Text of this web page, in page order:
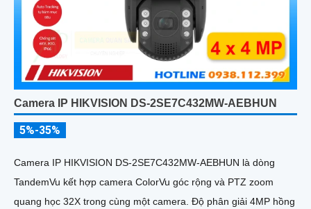
Camera IP HIKVISION DS-2SE7C432MW-AEBHUN
5%-35%
Camera IP HIKVISION DS-2SE7C432MW-AEBHUN là dòng
TandemVu kết hợp camera ColorVu góc rộng và PTZ zoom
quang học 32X trong cùng một camera. Độ phân giải 4MP hồng